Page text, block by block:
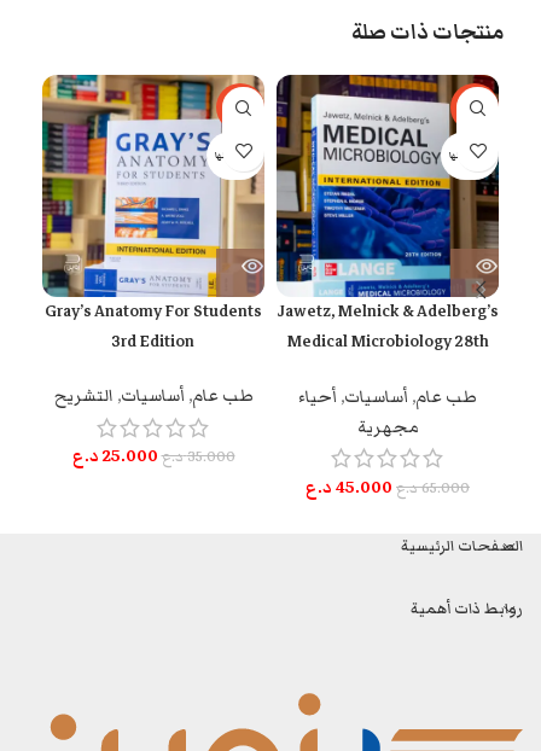
منتجات ذات صلة
-31%
بيعت كلها
Jawetz, Melnick & Adelberg’s
Medical Microbiology 28th
طب عام, أساسيات, أحياء
مجهرية
65.000د.ع 45.000د.ع
-29%
بيعت كلها
Gray’s Anatomy For Students
3rd Edition
طب عام, أساسيات, التشريح
35.000د.ع25.000د.ع
الصفحات الرئيسية
روابط ذات أهمية